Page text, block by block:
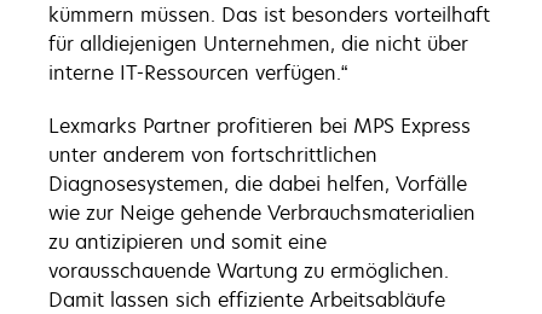
kümmern müssen. Das ist besonders vorteilhaft
für alldiejenigen Unternehmen, die nicht über
interne IT-Ressourcen verfügen.“
Lexmarks Partner profitieren bei MPS Express
unter anderem von fortschrittlichen
Diagnosesystemen, die dabei helfen, Vorfälle
wie zur Neige gehende Verbrauchsmaterialien
zu antizipieren und somit eine
vorausschauende Wartung zu ermöglichen.
Damit lassen sich effiziente Arbeitsabläufe